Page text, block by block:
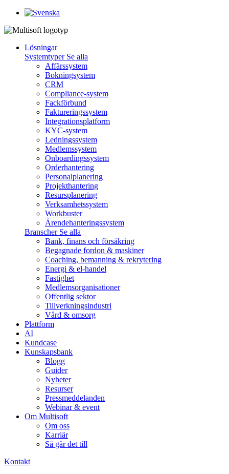
Lösningar
Systemtyper Se alla
Affärssystem
Bokningsystem
CRM
Compliance-system
Fackförbund
Faktureringssystem
Integrationsplatform
KYC-system
Ledningssystem
Medlemssystem
Onboardingssystem
Orderhantering
Personalplanering
Projekthantering
Resursplanering
Verksamhetssystem
Workbuster
Ärendehanteringssystem
Branscher Se alla
Bank, finans och försäkring
Begagnade fordon & maskiner
Coaching, bemanning & rekrytering
Energi & el-handel
Fastighet
Medlemsorganisationer
Offentlig sektor
Tillverkningsindustri
Vård & omsorg
Plattform
AI
Kundcase
Kunskapsbank
Blogg
Guider
Nyheter
Resurser
Pressmeddelanden
Webinar & event
Om Multisoft
Om oss
Karriär
Så går det till
Kontakt